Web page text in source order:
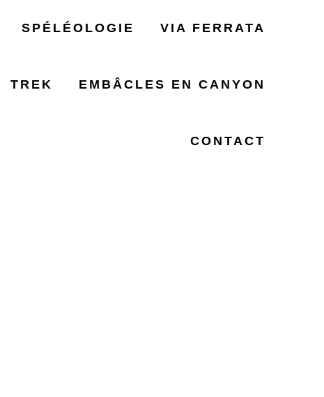
SPÉLÉOLOGIE VIA FERRATA
TREK EMBÂCLES EN CANYON
CONTACT